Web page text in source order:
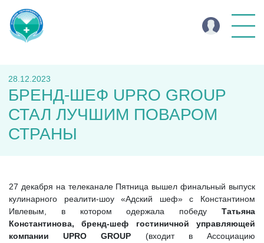
28.12.2023
БРЕНД-ШЕФ UPRO GROUP
СТАЛ ЛУЧШИМ ПОВАРОМ
СТРАНЫ
27 декабря на телеканале Пятница вышел финальный выпуск
кулинарного реалити-шоу «Адский шеф» с Константином
Ивлевым, в котором одержала победу Татьяна
Константинова, бренд-шеф гостиничной управляющей
компании UPRO GROUP (входит в Ассоциацию